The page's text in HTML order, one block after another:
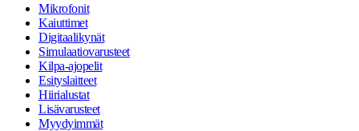
Mikrofonit
Kaiuttimet
Digitaalikynät
Simulaatiovarusteet
Kilpa-ajopelit
Esityslaitteet
Hiirialustat
Lisävarusteet
Myydyimmät